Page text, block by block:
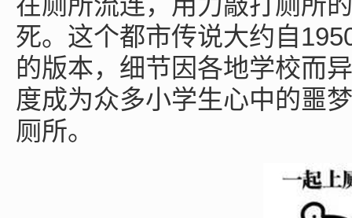
死。这个都市传说大约自
的版本，细节因各地学校而
度成为众多小学生心中的噩
厕所。